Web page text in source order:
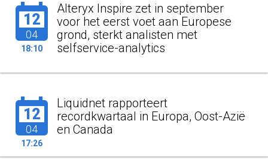
12
04
18:10
Alteryx Inspire zet in september
voor het eerst voet aan Europese
grond, sterkt analisten met
selfservice-analytics
12
04
17:26
Liquidnet rapporteert
recordkwartaal in Europa, Oost-Azië
en Canada